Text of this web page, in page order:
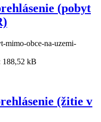
(pobyt
mimo-obce-na-uzemi-
188,52 kB
(žitie v